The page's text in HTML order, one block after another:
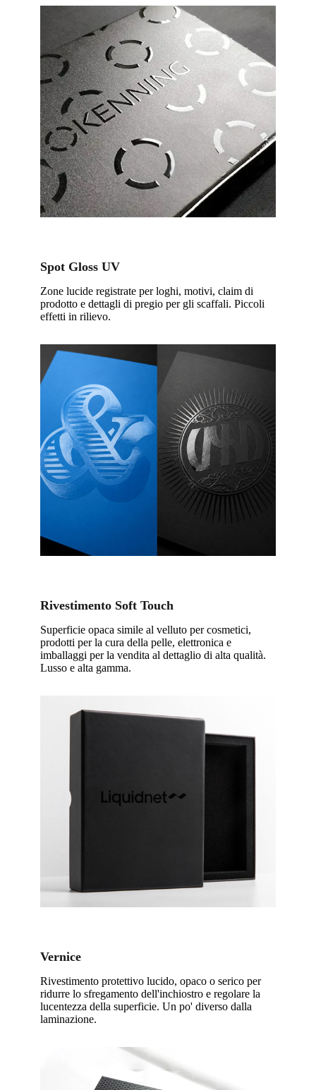
Spot Gloss UV
Zone lucide registrate per loghi, motivi, claim di
prodotto e dettagli di pregio per gli scaffali. Piccoli
effetti in rilievo.
Rivestimento Soft Touch
Superficie opaca simile al velluto per cosmetici,
prodotti per la cura della pelle, elettronica e
imballaggi per la vendita al dettaglio di alta qualità.
Lusso e alta gamma.
Vernice
Rivestimento protettivo lucido, opaco o serico per
ridurre lo sfregamento dell'inchiostro e regolare la
lucentezza della superficie. Un po' diverso dalla
laminazione.